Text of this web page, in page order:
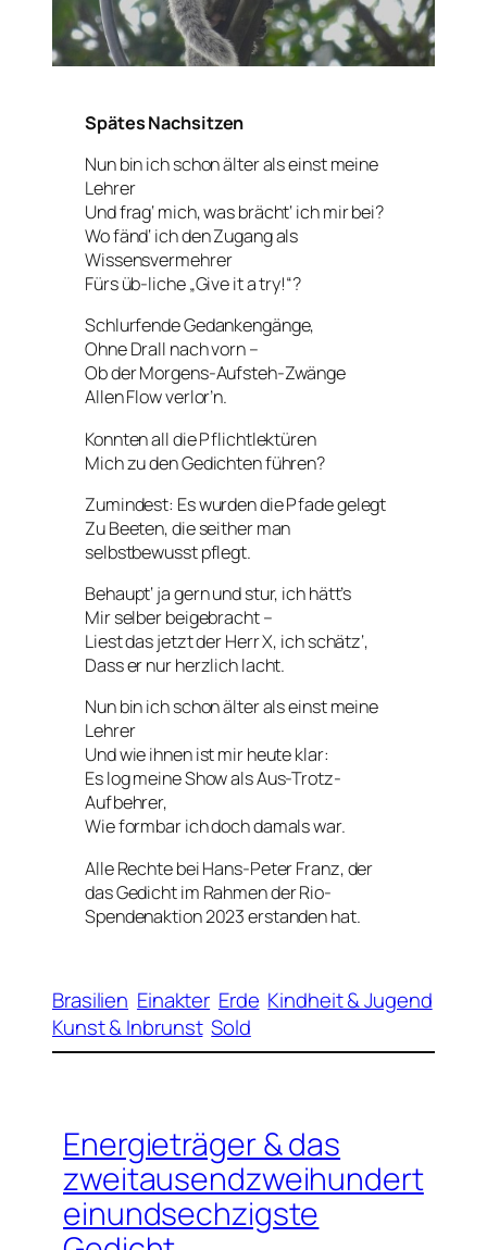
Spätes Nachsitzen
Nun bin ich schon älter als einst meine
Lehrer
Und frag‘ mich, was brächt‘ ich mir bei?
Wo fänd‘ ich den Zugang als
Wissensvermehrer
Fürs üb-liche „Give it a try!“?
Schlurfende Gedankengänge,
Ohne Drall nach vorn –
Ob der Morgens-Aufsteh-Zwänge
Allen Flow verlor’n.
Konnten all die Pflichtlektüren
Mich zu den Gedichten führen?
Zumindest: Es wurden die Pfade gelegt
Zu Beeten, die seither man
selbstbewusst pflegt.
Behaupt‘ ja gern und stur, ich hätt’s
Mir selber beigebracht –
Liest das jetzt der Herr X, ich schätz‘,
Dass er nur herzlich lacht.
Nun bin ich schon älter als einst meine
Lehrer
Und wie ihnen ist mir heute klar:
Es log meine Show als Aus-Trotz-
Aufbehrer,
Wie formbar ich doch damals war.
Alle Rechte bei Hans-Peter Franz, der
das Gedicht im Rahmen der Rio-
Spendenaktion 2023 erstanden hat.
Brasilien Einakter Erde Kindheit & Jugend
Kunst & Inbrunst Sold
Energieträger & das
zweitausendzweihundert
einundsechzigste